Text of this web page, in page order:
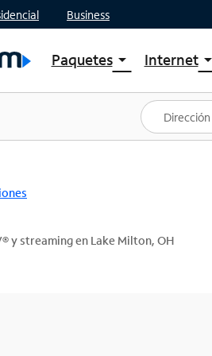
Business
Paquetesarrow_drop_down
Ver paquetes
Spectrum One
Mejores ofertas
Internetarrow_drop_down
Planes
y streaming en Lake Milton, OH